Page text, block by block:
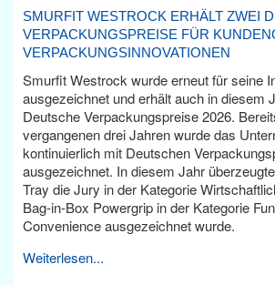
SMURFIT WESTROCK ERHÄLT ZWEI
VERPACKUNGSPREISE FÜR
VERPACKUNGSINNOVATIONEN
Smurfit Westrock wurde erneut für seine
ausgezeichnet und erhält auch in diesem
Deutsche Verpackungspreise 2026.
vergangenen drei Jahren wurde das
kontinuierlich mit Deutschen
ausgezeichnet. In diesem Jahr
Tray die Jury in der Kategorie
Bag-in-Box Powergrip in der Kategorie
Convenience ausgezeichnet wurde.
Weiterlesen...